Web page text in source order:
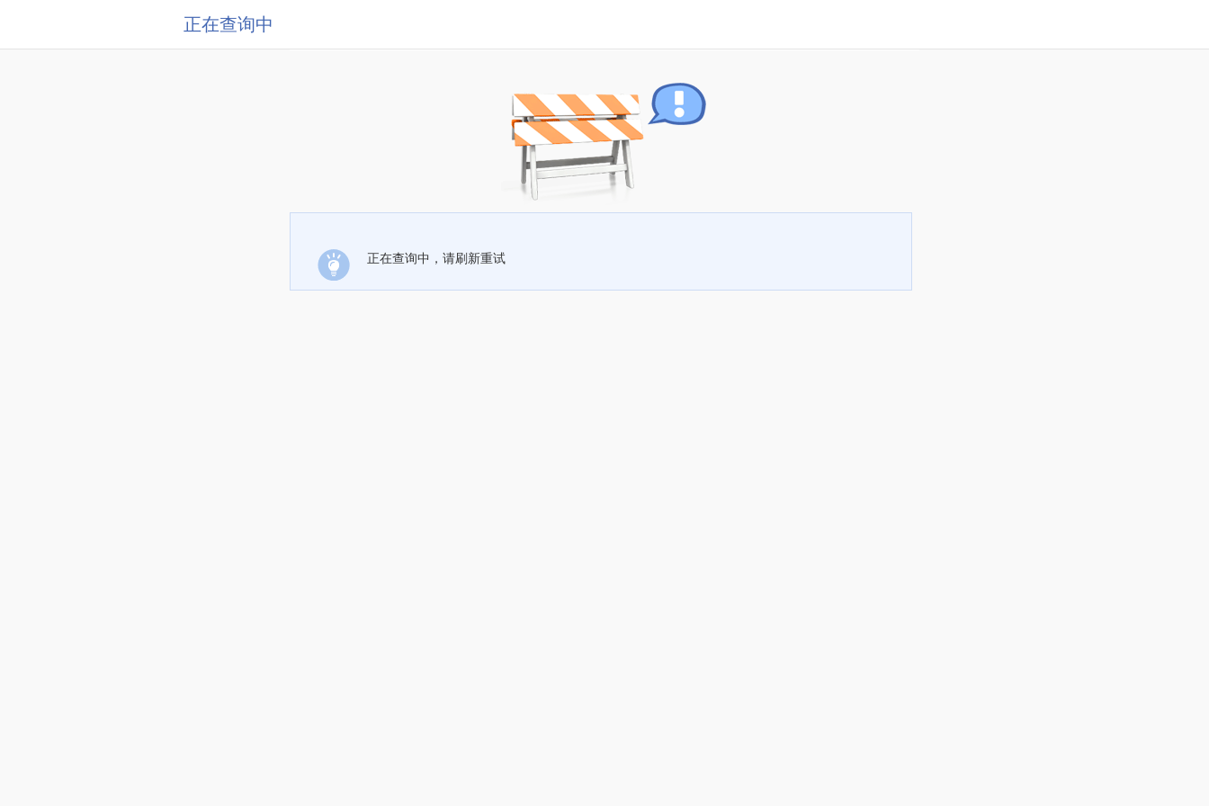
正在查询中
正在查询中，请刷新重试